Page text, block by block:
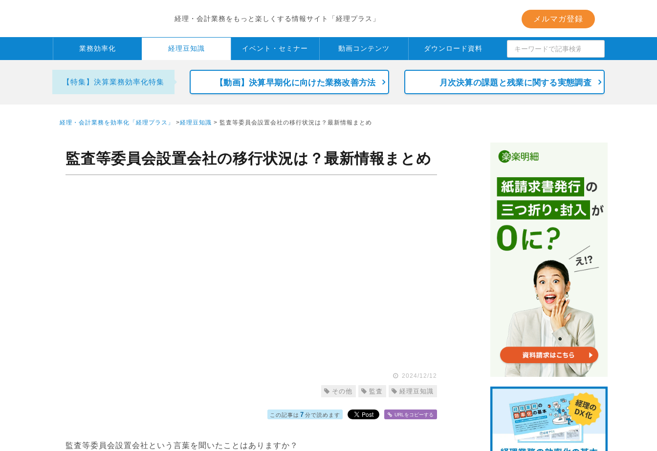
経理・会計業務をもっと楽しくする情報サイト「経理プラス」 メルマガ登録
業務効率化 経理豆知識 イベント・ セミナー 動画コンテンツ ダウンロード資料
【特集】決算業務効率化特集 【動画】決算早期化に向けた業務改善方法 月次決算の課題と残業に関する実態調査
経理・会計業務を効率化「経理プラス」 >経理豆知識 > 監査等委員会設置会社の移行状況は？最新情報まとめ
監査等委員会設置会社の移行状況は？最新情報まとめ
2024/12/12
その他 監査 経理豆知識
この記事は 7 分で読めます URLをコピーする
監査等委員会設置会社という言葉を聞いたことはありますか？